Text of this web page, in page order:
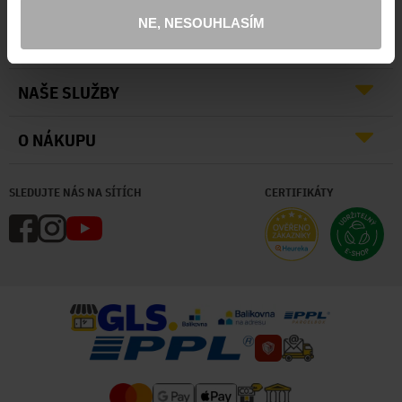
NE, NESOUHLASÍM
SLEDUJTE NÁS NA SÍTÍCH CERTIFIKÁTY
O NÁS
NAŠE SLUŽBY
O NÁKUPU